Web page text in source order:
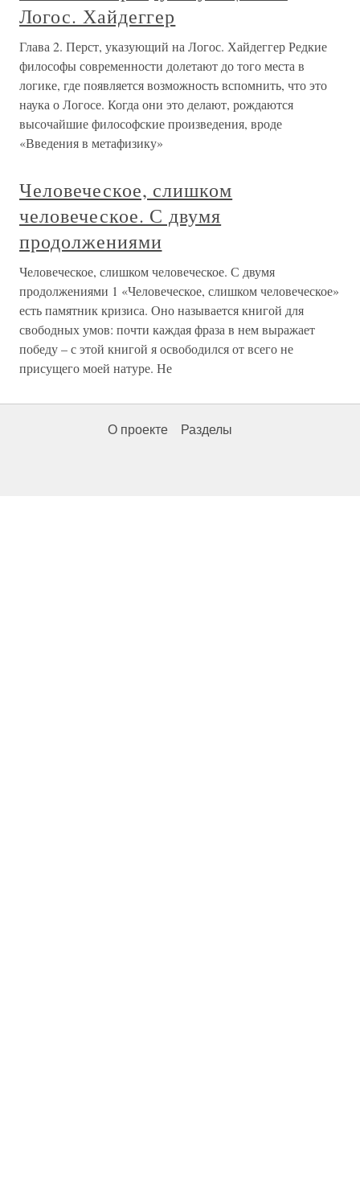
Логос. Хайдеггер
Глава 2. Перст, указующий на Логос. Хайдеггер Редкие
философы современности долетают до того места в
логике, где появляется возможность вспомнить, что это
наука о Логосе. Когда они это делают, рождаются
высочайшие философские произведения, вроде
«Введения в метафизику»
Человеческое, слишком
человеческое. С двумя
продолжениями
Человеческое, слишком человеческое. С двумя
продолжениями 1 «Человеческое, слишком человеческое»
есть памятник кризиса. Оно называется книгой для
свободных умов: почти каждая фраза в нем выражает
победу – с этой книгой я освободился от всего не
присущего моей натуре. Не
О проекте Разделы